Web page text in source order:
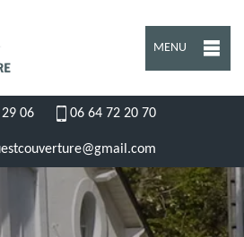
MENU
06 06 64 72 20 70